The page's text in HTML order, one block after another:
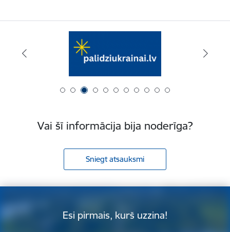
Vai šī informācija bija noderīga?
Sniegt atsauksmi
Esi pirmais, kurš uzzina!